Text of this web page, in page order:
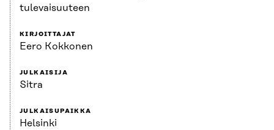
tulevaisuuteen
KIRJOITTAJAT
Eero Kokkonen
JULKAISIJA
Sitra
JULKAISUPAIKKA
Helsinki